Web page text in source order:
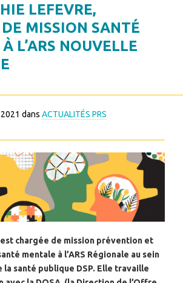
LEFEVRE,
MISSION SANTÉ
L’ARS NOUVELLE
dans ACTUALITÉS PRS
est chargée de mission prévention et
mentale à l’ARS Régionale au sein
la santé publique DSP. Elle travaille